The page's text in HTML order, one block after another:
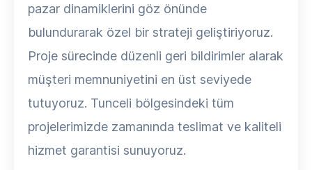
pazar dinamiklerini göz önünde
bulundurarak özel bir strateji geliştiriyoruz.
Proje sürecinde düzenli geri bildirimler alarak
müşteri memnuniyetini en üst seviyede
tutuyoruz. Tunceli bölgesindeki tüm
projelerimizde zamanında teslimat ve kaliteli
hizmet garantisi sunuyoruz.